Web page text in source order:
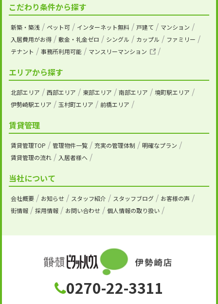
こだわり条件から探す
新築・築浅 ペット可 インターネット無料 戸建て
マンション
入居費用がお得
敷金・礼金ゼロ シングル カップル
ファミリー
テナント
事務所利用可能 マンスリーマンション
エリアから探す
北部エリア 西部エリア 東部エリア 南部エリア
境町駅エリア
伊勢崎駅エリア
玉村町エリア 前橋エリア
賃貸管理
賃貸管理TOP 管理物件一覧 充実の管理体制
明確なプラン
賃貸管理の流れ
入居者様へ
当社について
会社概要 お知らせ スタッフ紹介 スタッフブログ
お客様の声
街情報
採用情報 お問い合わせ 個人情報の取り扱い
0270-22-3311